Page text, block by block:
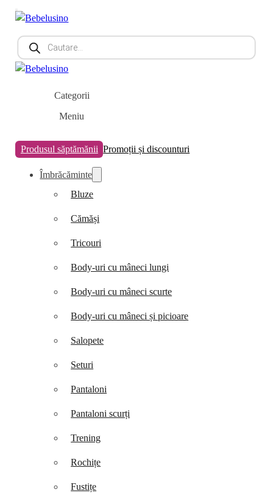
Products
search
Categorii
Meniu
Produsul săptămănii Promoții și discounturi
Îmbrăcăminte
Bluze
Cămăși
Tricouri
Body-uri cu mâneci lungi
Body-uri cu mâneci scurte
Body-uri cu mâneci și picioare
Salopete
Seturi
Pantaloni
Pantaloni scurți
Trening
Rochițe
Fustițe